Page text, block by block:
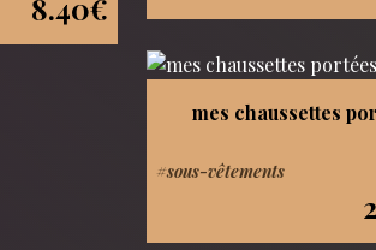
8.40€
mes chaussettes
#sous-vêtements